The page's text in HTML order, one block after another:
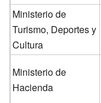
Ministerio de
Turismo, Deportes y
Cultura
Ministerio de
Hacienda